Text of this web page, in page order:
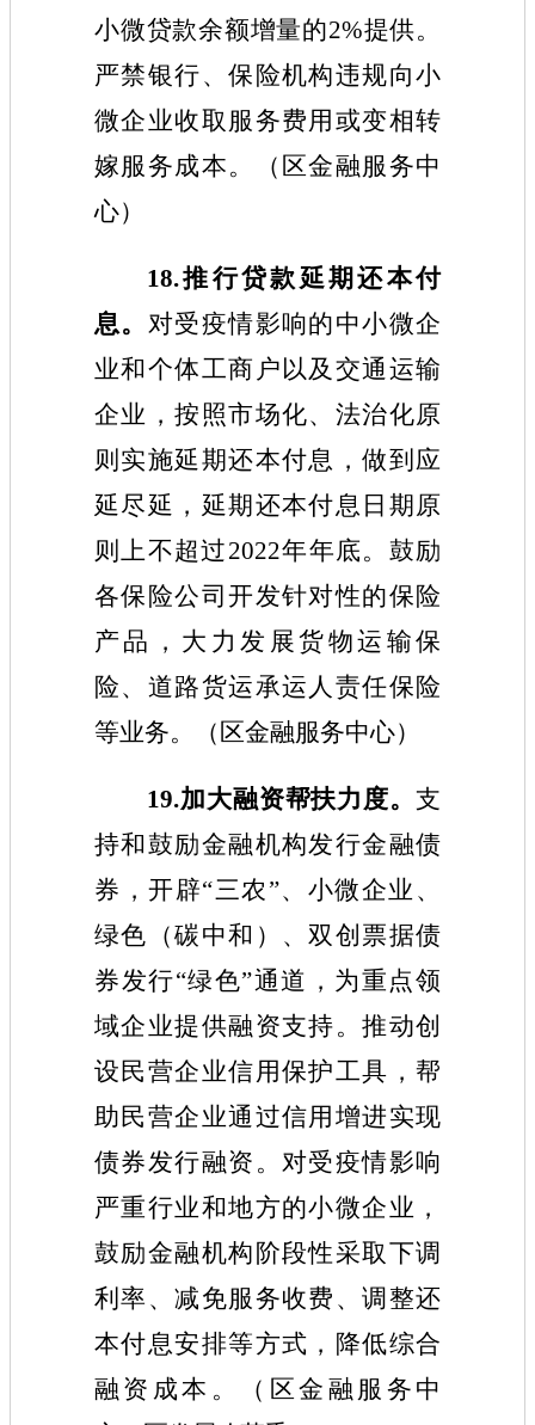
小微贷款余额增量的2%提供。
严禁银行、保险机构违规向小
微企业收取服务费用或变相转
嫁服务成本。
（ 区金融服务中
心）
18.推行贷款延期还本付
息。 对受疫情影响的中小微企
业和个体工商户以及交通运输
企业 ，按照市场化、法治化原
则实施延期还本付息 ，做到应
延尽延 ， 延期还本付息日期原
则上不超过2022年年底。鼓励
各保险公司开发针对性的保险
产品 ， 大力发展货物运输保
险、道路货运承运人责任保险
等业务。
（ 区金融服务中心）
19.加大融资帮扶力度。 支
持和鼓励金融机构发行金融债
券 ，开辟“三农”、小微企业、
绿色 （碳中和 ） 、 双创票据债
券发行“绿色”通道 ， 为重点领
域企业提供融资支持。推动创
设民营企业信用保护工具 ，帮
助民营企业通过信用增进实现
债券发行融资。对受疫情影响
严重行业和地方的小微企业 ，
鼓励金融机构阶段性采取下调
利率、减免服务收费、调整还
本付息安排等方式 ， 降低综合
融资成本。
（ 区金融 服务中